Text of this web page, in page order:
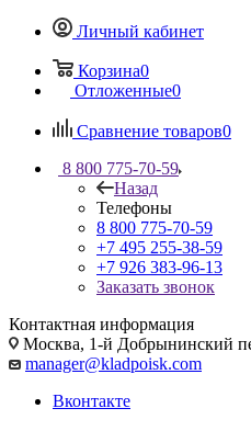
Личный кабинет
Корзина0
Отложенные0
Сравнение товаров0
8 800 775-70-59
Назад
Телефоны
8 800 775-70-59
+7 495 255-38-59
+7 926 383-96-13
Заказать звонок
Контактная информация
Москва, 1-й Добрынинский
manager@kladpoisk.com
Вконтакте